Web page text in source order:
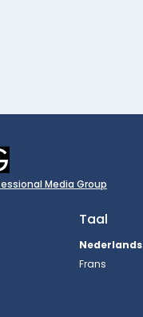
Media Group
Taal
Nederlands
Frans